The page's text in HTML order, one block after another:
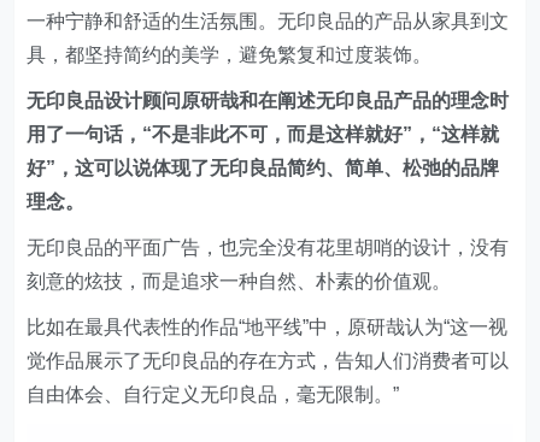
一种宁静和舒适的生活氛围。无印良品的产品从家具到文
具，都坚持简约的美学，避免繁复和过度装饰。
无印良品设计顾问原研哉和在阐述无印良品产品的理念时
用了一句话，“不是非此不可，而是这样就好”，“这样就
好”，这可以说体现了无印良品简约、简单、松弛的品牌
理念。
无印良品的平面广告，也完全没有花里胡哨的设计，没有
刻意的炫技，而是追求一种自然、朴素的价值观。
比如在最具代表性的作品“地平线”中，原研哉认为“这一视
觉作品展示了无印良品的存在方式，告知人们消费者可以
自由体会、自行定义无印良品，毫无限制。”